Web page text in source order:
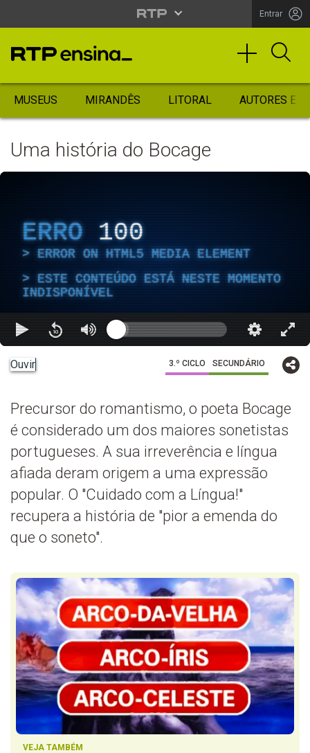
Entrar
MUSEUS MIRANDÊS LITORAL AUTORES
Uma história do Bocage
ERRO 100
ERROR ON HTML5 MEDIA ELEMENT
ESTE CONTEÚDO ESTÁ NESTE MOMENTO
INDISPONÍVEL
Ouvir 3.º CICLO SECUNDÁRIO
Precursor do romantismo, o poeta Bocage
é considerado um dos maiores sonetistas
portugueses. A sua irreverência e língua
afiada deram origem a uma expressão
popular. O "Cuidado com a Língua!"
recupera a história de "pior a emenda do
que o soneto".
VEJA TAMBÉM